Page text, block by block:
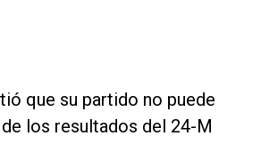
que su partido no puede
los resultados del 24-M